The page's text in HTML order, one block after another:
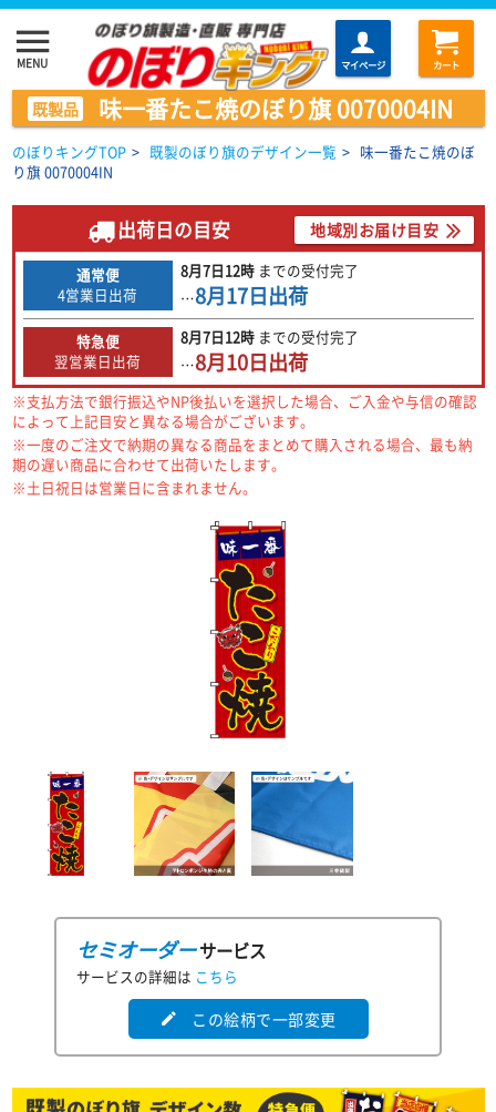
menu
MENU マイページ カート
既製品 味一番たこ焼のぼり旗 0070004IN
のぼりキングTOP > 既製のぼり旗のデザイン一覧 > 味一番たこ焼のぼ
り旗 0070004IN
出荷日の目安 地域別お届け目安
通常便
4営業日出荷
8月7日12時 までの受付完了
…8月17日出荷
特急便
翌営業日出荷
8月7日12時 までの受付完了
…8月10日出荷
※支払方法で銀行振込やNP後払いを選択した場合、ご入金や与信の確認
によって上記目安と異なる場合がございます。
※一度のご注文で納期の異なる商品をまとめて購入される場合、最も納
期の遅い商品に合わせて出荷いたします。
※土日祝日は営業日に含まれません。
セミオーダーサービス
サービスの詳細は こちら
edit この絵柄で一部変更